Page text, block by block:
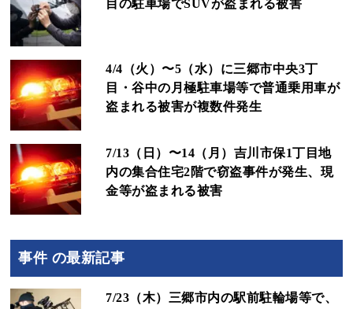
目の駐車場でSUVが盗まれる被害
4/4（火）〜5（水）に三郷市中央3丁
目・谷中の月極駐車場等で普通乗用車が
盗まれる被害が複数件発生
7/13（日）〜14（月）吉川市保1丁目地
内の集合住宅2階で窃盗事件が発生、現
金等が盗まれる被害
事件 の最新記事
7/23（木）三郷市内の駅前駐輪場等で、